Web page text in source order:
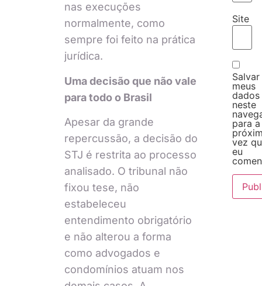
nas execuções
normalmente, como
sempre foi feito na prática
jurídica.
Uma decisão que não vale
para todo o Brasil
Apesar da grande
repercussão, a decisão do
STJ é restrita ao processo
analisado. O tribunal não
fixou tese, não
estabeleceu
entendimento obrigatório
e não alterou a forma
como advogados e
condomínios atuam nos
Site
Salvar
meus
dados
neste
para a
vez
eu